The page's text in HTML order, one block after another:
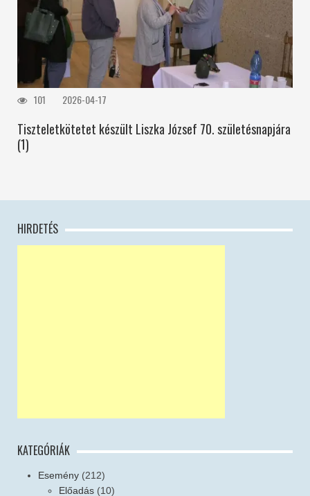
101 2026-04-17
Tiszteletkötetet készült Liszka József 70. születésnapjára
(1)
HIRDETÉS
KATEGÓRIÁK
Esemény (212)
Előadás (10)